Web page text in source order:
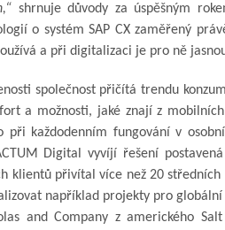
shrnuje důvody za úspěšným
o systém SAP CX zaměřený
a při digitalizaci je pro ně
společnost přičítá trendu
a možnosti, jaké znají z
při každodenním fungování v
Digital vyvíjí řešení
klientů přivítal více než 20 středních
například projekty pro
and Company z amerického